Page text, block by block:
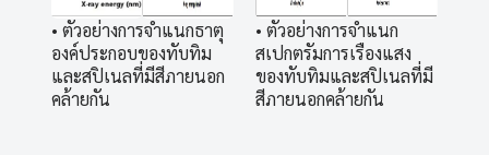
• ตัวอย่างการจำแนกธาตุ
องค์ประกอบของทับทิม
และสปิเนลที่มีสีภายนอก
คล้ายกัน
• ตัวอย่างการจำแนก
สเปกตรัมการเรืองแสง
ของทับทิมและสปิเนลที่มี
สีภายนอกคล้ายกัน